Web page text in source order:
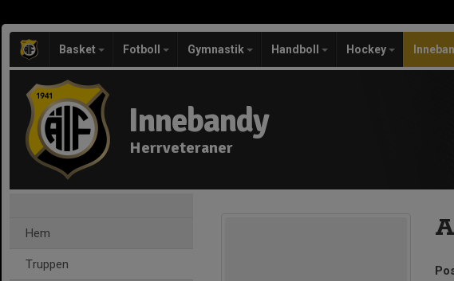
Basket Fotboll Gymnastik Handboll Hockey
Innebandy
Herrveteraner
Hem
Truppen